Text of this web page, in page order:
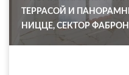
ТЕРРАСОЙ И
НИЦЦЕ, СЕКТОР